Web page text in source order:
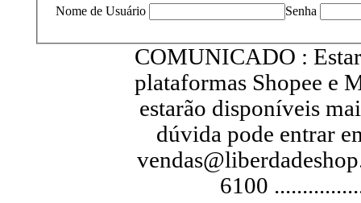
Nome de Usuário Senha
COMUNICADO :
plataformas Shopee e
estarão disponíveis
dúvida pode entrar
6100